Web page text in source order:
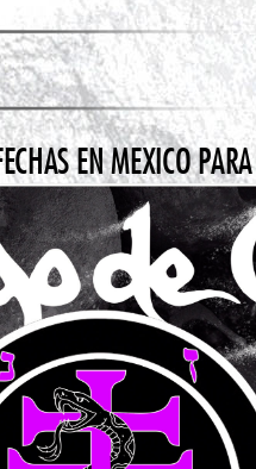
EN MEXICO